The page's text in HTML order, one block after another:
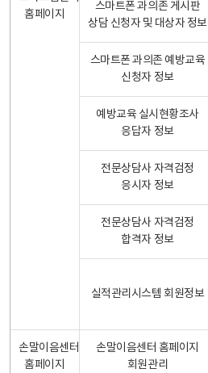
홈페이지
스마트폰 과의존 게시판
상담 신청자 및 대상자 정보
스마트폰 과의존 예방교육
신청자 정보
예방교육 실시현황조사
응답자 정보
전문상담사 자격검정
응시자 정보
전문상담사 자격검정
합격자 정보
실적관리시스템 회원정보
손말이음센터
홈페이지
손말이음센터 홈페이지
회원관리